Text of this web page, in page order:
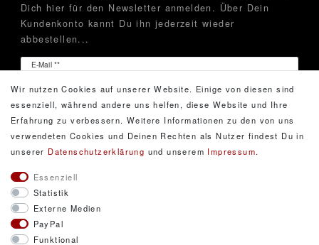
Dich hier für den Newsletter anmelden. Über Dein
Kundenkonto kannt Du ihn jederzeit wieder
abbestellen...
E-Mail **
Newsletter
Hiermit bestätige ich, dass ich die
Daten­schutz­erklärung
gelesen habe. Meine Einwilligung kann ich jederzeit
widerrufen.**
Wir nutzen Cookies auf unserer Website. Einige von diesen sind
essenziell, während andere uns helfen, diese Website und Ihre
Erfahrung zu verbessern. Weitere Informationen zu den von uns
verwendeten Cookies und Deinen Rechten als Nutzer findest Du in
unserer Daten­schutz­erklärung und unserem Impressum.
Essenziell
Statistik
Externe Medien
PayPal
Funktional